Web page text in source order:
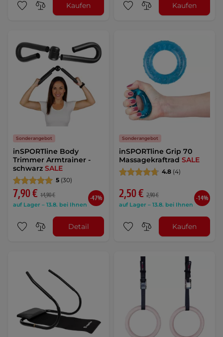
Kaufen Kaufen
Sonderangebot
inSPORTline Body
Trimmer Armtrainer -
schwarz SALE
5 (30)
7,90 € 14,90 €
auf Lager – 13.8. bei Ihnen
-47%
Detail
Sonderangebot
inSPORTline Grip 70
Massagekraftrad SALE
4.8 (4)
2,50 € 2,90 €
auf Lager – 13.8. bei Ihnen
-14%
Kaufen